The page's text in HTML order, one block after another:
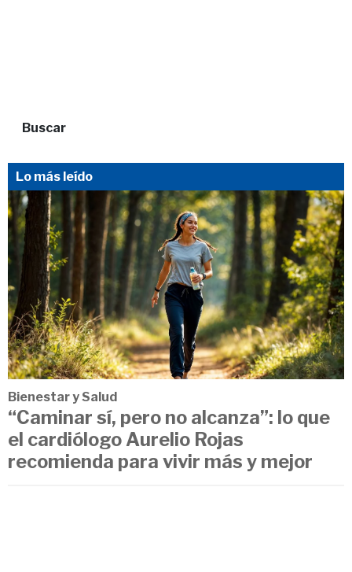
Buscar
Lo más leído
Bienestar y Salud
“Caminar sí, pero no alcanza”: lo que
el cardiólogo Aurelio Rojas
recomienda para vivir más y mejor